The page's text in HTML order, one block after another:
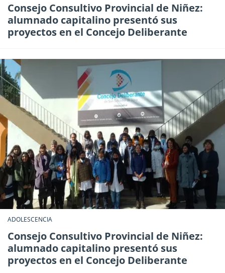
Consejo Consultivo Provincial de Niñez:
alumnado capitalino presentó sus
proyectos en el Concejo Deliberante
ADOLESCENCIA
Consejo Consultivo Provincial de Niñez:
alumnado capitalino presentó sus
proyectos en el Concejo Deliberante